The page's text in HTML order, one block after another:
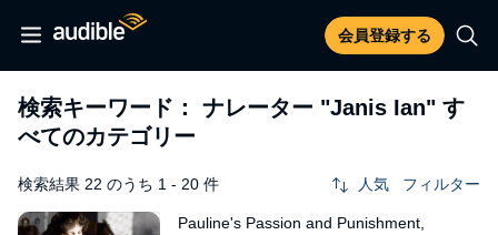
会員登録する
検索キーワード： ナレーター "Janis Ian" す
べてのカテゴリー
検索結果 22 のうち 1 - 20 件 人気 フィルター
Pauline's Passion and Punishment,